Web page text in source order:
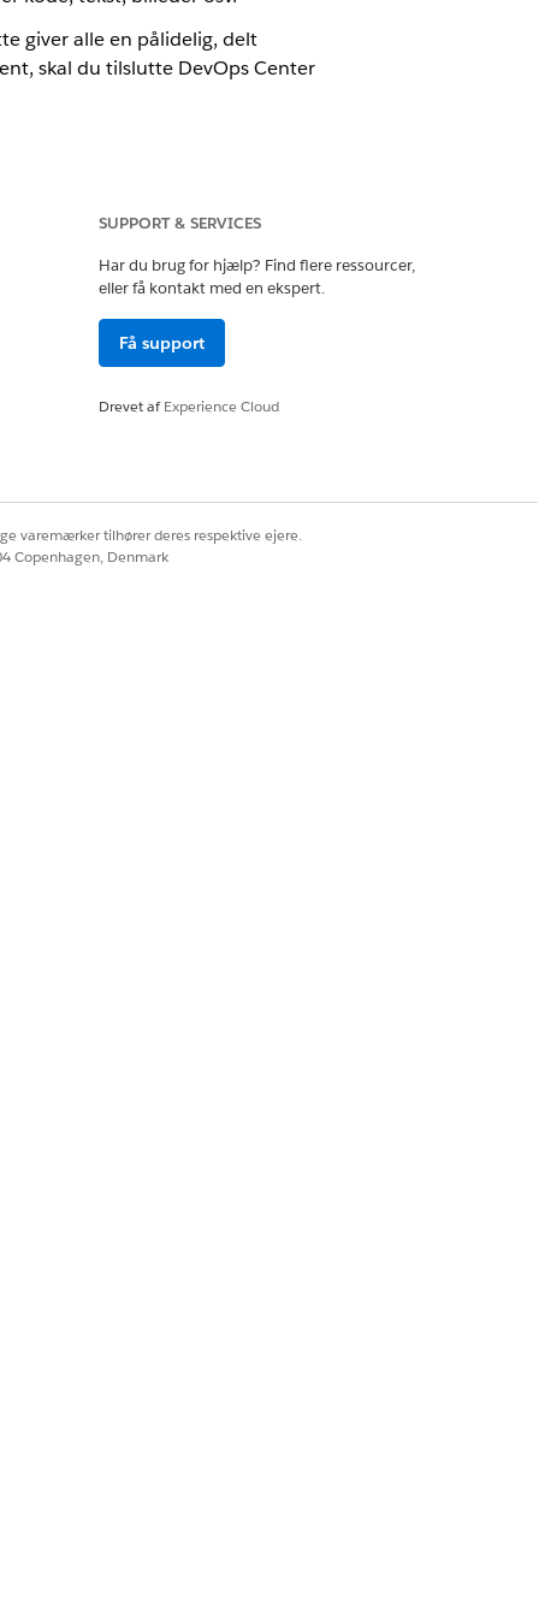
giver alle en pålidelig, delt
skal du tilslutte DevOps Center
Center kræver sit eget Bitbucket
DevOps Center
SUPPORT & SERVICES
Har du brug for hjælp? Find flere ressourcer,
eller få kontakt med en ekspert.
Få support
Drevet afExperience Cloud
varemærker tilhører deres respektive ejere.
Copenhagen, Denmark